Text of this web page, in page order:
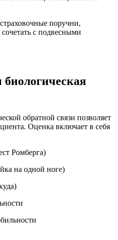
поручни,
с подвесными
обратной связи позволяет
Оценка включает в себя
Ромберга)
на одной ноге)